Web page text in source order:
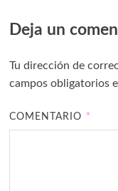
Deja un
Tu dirección de
campos obligatorios
COMENTARIO *